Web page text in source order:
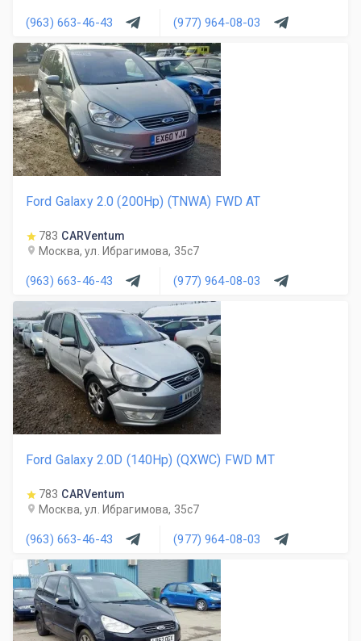
(963) 663-46-43 (977) 964-08-03
Ford Galaxy 2.0 (200Hp) (TNWA) FWD AT
783 CARVentum
Москва, ул. Ибрагимова, 35с7
(963) 663-46-43 (977) 964-08-03
Ford Galaxy 2.0D (140Hp) (QXWC) FWD MT
783 CARVentum
Москва, ул. Ибрагимова, 35с7
(963) 663-46-43 (977) 964-08-03